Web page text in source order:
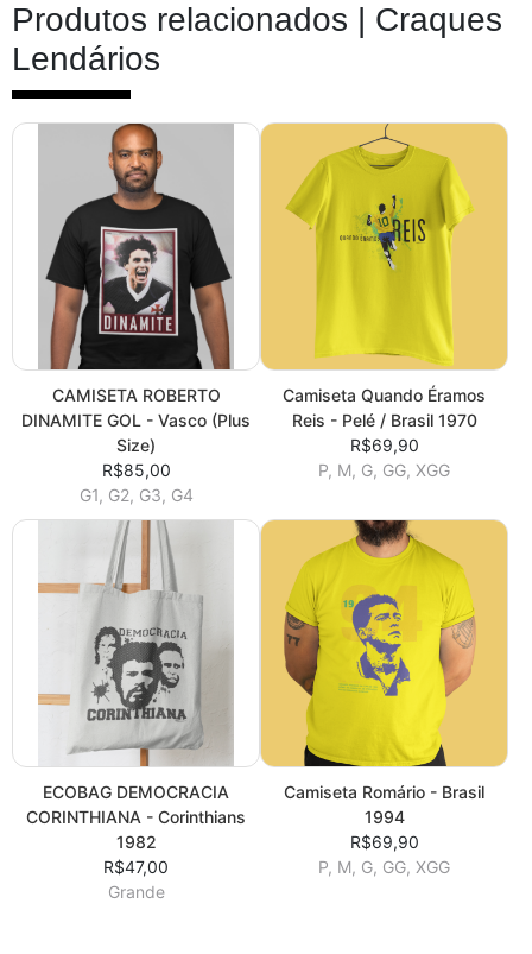
Produtos relacionados | Craques
Lendários
CAMISETA ROBERTO
DINAMITE GOL - Vasco (Plus
Size)
R$85,00
G1, G2, G3, G4
Camiseta Quando Éramos
Reis - Pelé / Brasil 1970
R$69,90
P, M, G, GG, XGG
ECOBAG DEMOCRACIA
CORINTHIANA - Corinthians
1982
R$47,00
Grande
Camiseta Romário - Brasil
1994
R$69,90
P, M, G, GG, XGG